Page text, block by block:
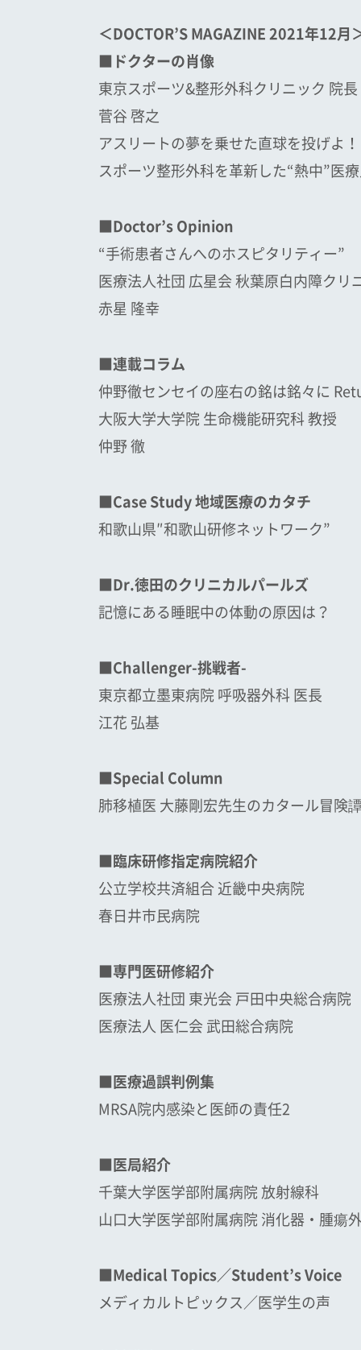
＜DOCTOR’S MAGAZINE 2021年12月
■ドクターの肖像
東京スポーツ&整形外科クリニック 院長
菅谷 啓之
アスリートの夢を乗せた直球を投げよ！
スポーツ整形外科を革新した“熱中”医
■Doctor’s Opinion
“手術患者さんへのホスピタリティー”
医療法人社団 広星会 秋葉原白内障ク
赤星 隆幸
■連載コラム
仲野徹センセイの座右の銘は銘々に
大阪大学大学院 生命機能研究科 教授
仲野 徹
■Case Study 地域医療のカタチ
和歌山県″和歌山研修ネットワーク”
■Dr.徳田のクリニカルパールズ
記憶にある睡眠中の体動の原因は？
■Challenger-挑戦者-
東京都立墨東病院 呼吸器外科 医長
江花 弘基
■Special Column
肺移植医 大藤剛宏先生のカタール冒険
■臨床研修指定病院紹介
公立学校共済組合 近畿中央病院
春日井市民病院
■専門医研修紹介
医療法人社団 東光会 戸田中央総合病院
医療法人 医仁会 武田総合病院
■医療過誤判例集
MRSA院内感染と医師の責任2
■医局紹介
千葉大学医学部附属病院 放射線科
山口大学医学部附属病院 消化器・腫瘍
■Medical Topics／Student’s Voice
メディカルトピックス／医学生の声